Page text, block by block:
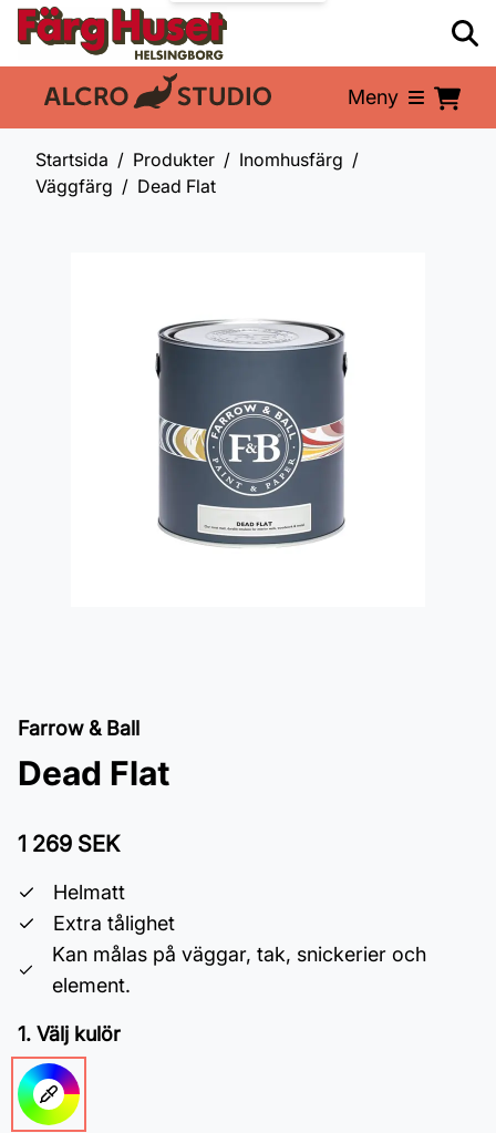
En del av: Meny
Startsida Produkter
Inomhusfärg
Väggfärg
Dead Flat
Farrow & Ball
Dead Flat
1 269 SEK
Helmatt
Extra tålighet
Kan målas på väggar, tak, snickerier och
element.
1. Välj kulör